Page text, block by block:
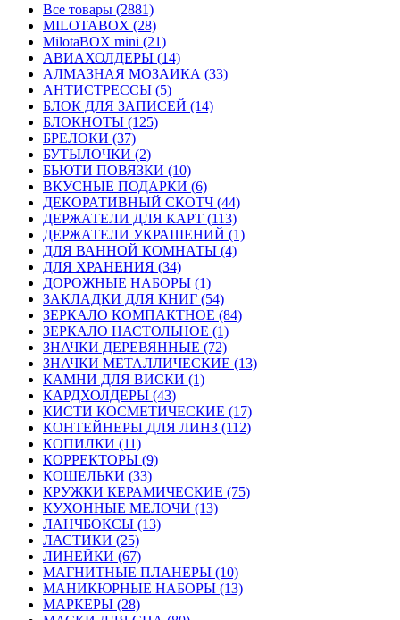
Все товары (2881)
MILOTABOX (28)
MilotaBOX mini (21)
АВИАХОЛДЕРЫ (14)
АЛМАЗНАЯ МОЗАИКА (33)
АНТИСТРЕССЫ (5)
БЛОК ДЛЯ ЗАПИСЕЙ (14)
БЛОКНОТЫ (125)
БРЕЛОКИ (37)
БУТЫЛОЧКИ (2)
БЬЮТИ ПОВЯЗКИ (10)
ВКУСНЫЕ ПОДАРКИ (6)
ДЕКОРАТИВНЫЙ СКОТЧ (44)
ДЕРЖАТЕЛИ ДЛЯ КАРТ (113)
ДЕРЖАТЕЛИ УКРАШЕНИЙ (1)
ДЛЯ ВАННОЙ КОМНАТЫ (4)
ДЛЯ ХРАНЕНИЯ (34)
ДОРОЖНЫЕ НАБОРЫ (1)
ЗАКЛАДКИ ДЛЯ КНИГ (54)
ЗЕРКАЛО КОМПАКТНОЕ (84)
ЗЕРКАЛО НАСТОЛЬНОЕ (1)
ЗНАЧКИ ДЕРЕВЯННЫЕ (72)
ЗНАЧКИ МЕТАЛЛИЧЕСКИЕ (13)
КАМНИ ДЛЯ ВИСКИ (1)
КАРДХОЛДЕРЫ (43)
КИСТИ КОСМЕТИЧЕСКИЕ (17)
КОНТЕЙНЕРЫ ДЛЯ ЛИНЗ (112)
КОПИЛКИ (11)
КОРРЕКТОРЫ (9)
КОШЕЛЬКИ (33)
КРУЖКИ КЕРАМИЧЕСКИЕ (75)
КУХОННЫЕ МЕЛОЧИ (13)
ЛАНЧБОКСЫ (13)
ЛАСТИКИ (25)
ЛИНЕЙКИ (67)
МАГНИТНЫЕ ПЛАНЕРЫ (10)
МАНИКЮРНЫЕ НАБОРЫ (13)
МАРКЕРЫ (28)